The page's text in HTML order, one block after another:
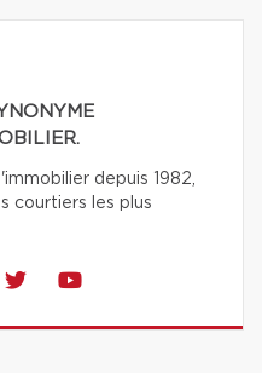
depuis 1982,
courtiers les plus